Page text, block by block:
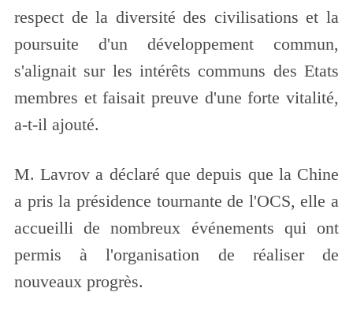
respect de la diversité des civilisations et la
poursuite d'un développement commun,
s'alignait sur les intérêts communs des Etats
membres et faisait preuve d'une forte vitalité,
a-t-il ajouté.
M. Lavrov a déclaré que depuis que la Chine
a pris la présidence tournante de l'OCS, elle a
accueilli de nombreux événements qui ont
permis à l'organisation de réaliser de
nouveaux progrès.